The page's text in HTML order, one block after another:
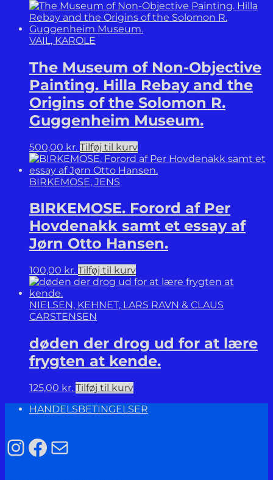
VAIL, KAROLE
The Museum of Non-Objective
Painting. Hilla Rebay and the
Origins of the Solomon R.
Guggenheim Museum.
500,00 kr. Tilføj til kurv
BIRKEMOSE, JENS
BIRKEMOSE. Forord af Per
Hovdenakk samt et essay af
Jørn Otto Hansen.
100,00 kr. Tilføj til kurv
NIELSEN, KEHNET, LARS RAVN & CLAUS
CARSTENSEN
døden der drog ud for at lære
frygten at kende.
125,00 kr. Tilføj til kurv
HANDELSBETINGELSER
Instagram
Facebook
Mail